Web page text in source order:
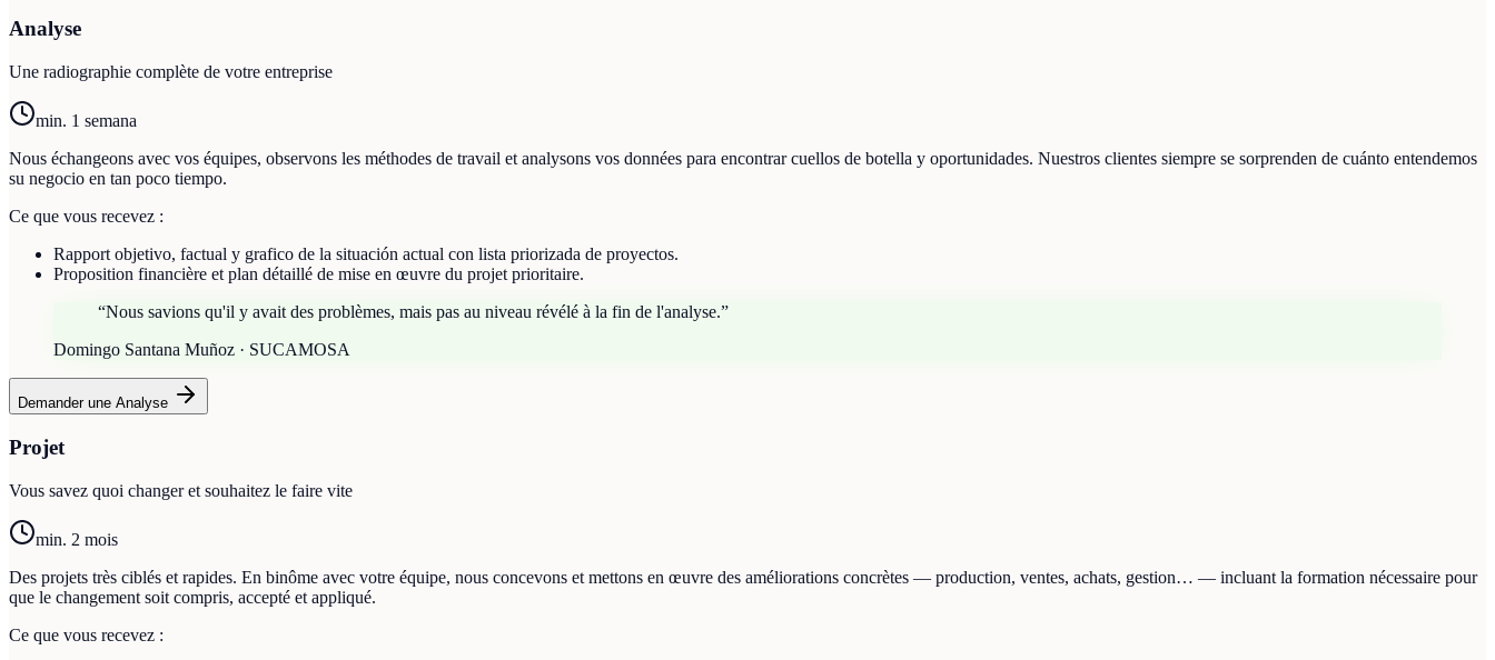
Analyse
Une radiographie complète de votre entreprise
min. 1 semana
Nous échangeons avec vos équipes, observons les méthodes de travail et analysons vos données para encontrar cuellos de botella y oportunidades. Nuestros clientes siempre se sorprenden de cuánto entendemos
su negocio en tan poco tiempo.
Ce que vous recevez :
Rapport objetivo, factual y grafico de la situación actual con lista priorizada de proyectos.
Proposition financière et plan détaillé de mise en œuvre du projet prioritaire.
“Nous savions qu'il y avait des problèmes, mais pas au niveau révélé à la fin de l'analyse.”
Domingo Santana Muñoz · SUCAMOSA
Demander une Analyse
Projet
Vous savez quoi changer et souhaitez le faire vite
min. 2 mois
Des projets très ciblés et rapides. En binôme avec votre équipe, nous concevons et mettons en œuvre des améliorations concrètes — production, ventes, achats, gestion… — incluant la formation nécessaire pour
que le changement soit compris, accepté et appliqué.
Ce que vous recevez :